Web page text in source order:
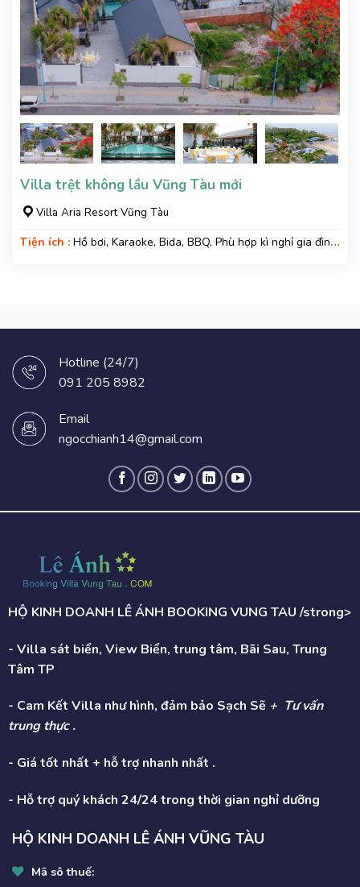
Villa trệt không lầu Vũng Tàu mới
Villa Aria Resort Vũng Tàu
Tiện ích : Hồ bơi, Karaoke, Bida, BBQ, Phù hợp kì nghỉ gia đình,
Hotline (24/7)
091 205 8982
Email
ngocchianh14@gmail.com
HỘ KINH DOANH LÊ ÁNH BOOKING VUNG TAU /strong>
- Villa sát biển, View Biển, trung tâm, Bãi Sau, Trung
Tâm TP
- Cam Kết Villa như hình, đảm bảo Sạch Sẽ + Tư vấn
trung thực .
- Giá tốt nhất + hỗ trợ nhanh nhất .
- Hỗ trợ quý khách 24/24 trong thời gian nghỉ dưỡng
HỘ KINH DOANH LÊ ÁNH VŨNG TÀU
Mã sô thuế: